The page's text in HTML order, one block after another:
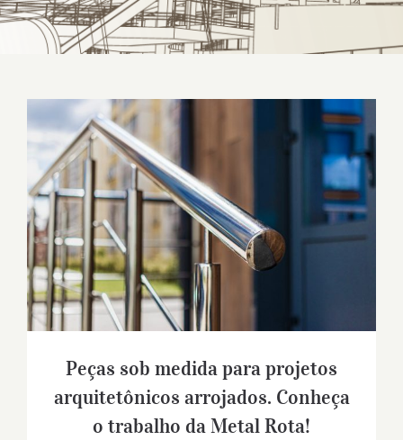
Peças sob medida para projetos
arquitetônicos arrojados. Conheça o
trabalho da Metal Rota!
Peças sob medida para projetos
arquitetônicos arrojados. Conheça
o trabalho da Metal Rota!